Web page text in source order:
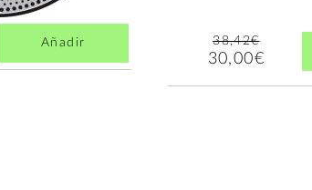
Añadir 38,42€
30,00€